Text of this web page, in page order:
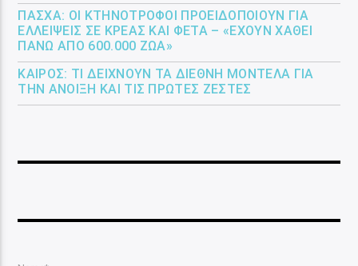
ΠΆΣΧΑ: ΟΙ ΚΤΗΝΟΤΡΌΦΟΙ ΠΡΟΕΙΔΟΠΟΙΟΎΝ ΓΙΑ
ΕΛΛΕΊΨΕΙΣ ΣΕ ΚΡΈΑΣ ΚΑΙ ΦΈΤΑ – «ΈΧΟΥΝ ΧΑΘΕΊ
ΠΆΝΩ ΑΠΌ 600.000 ΖΏΑ»
ΚΑΙΡΌΣ: ΤΙ ΔΕΊΧΝΟΥΝ ΤΑ ΔΙΕΘΝΉ ΜΟΝΤΈΛΑ ΓΙΑ
ΤΗΝ ΆΝΟΙΞΗ ΚΑΙ ΤΙΣ ΠΡΏΤΕΣ ΖΈΣΤΕΣ